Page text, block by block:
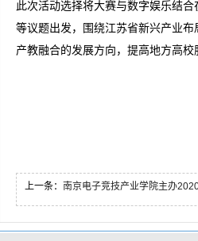
此次活动选择将大赛与数字娱乐结
等议题出发，围绕江苏省新兴产业
产教融合的发展方向，提高地方高
上一条： 南京电子竞技产业学院主办2020年度江苏省电